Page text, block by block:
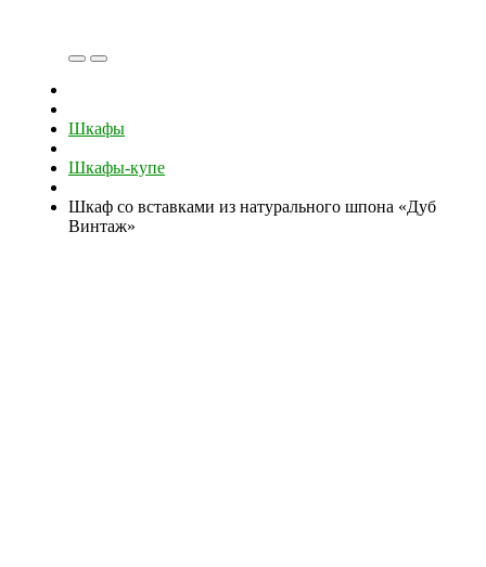
Шкафы
Шкафы-купе
Шкаф со вставками из натурального шпона «Дуб
Винтаж»